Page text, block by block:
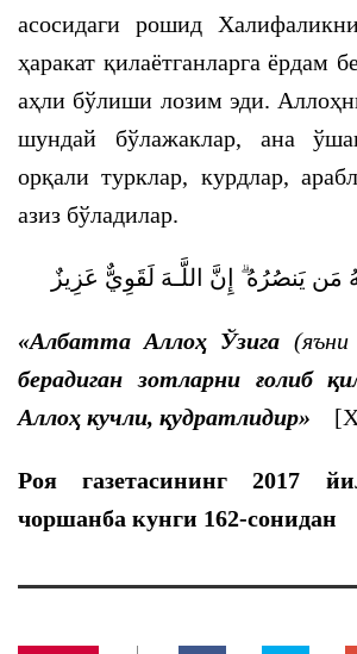
асосидаги рошид
ҳаракат қилаётганларга ёрдам
аҳли бўлиши лозим эди.
шундай бўлажаклар, ана
орқали турклар, курдлар,
азиз бўладилар.
مَن يَنصُرُهُ ۗ إِنَّ اللَّـهَ لَقَوِيٌّ عَزِيزٌ
«Албатта Аллоҳ Ўзига (яъни
берадиган зотларни ғолиб
Аллоҳ кучли, қудратлидир»
Роя газетасининг 2017
чоршанба кунги 162-сонидан